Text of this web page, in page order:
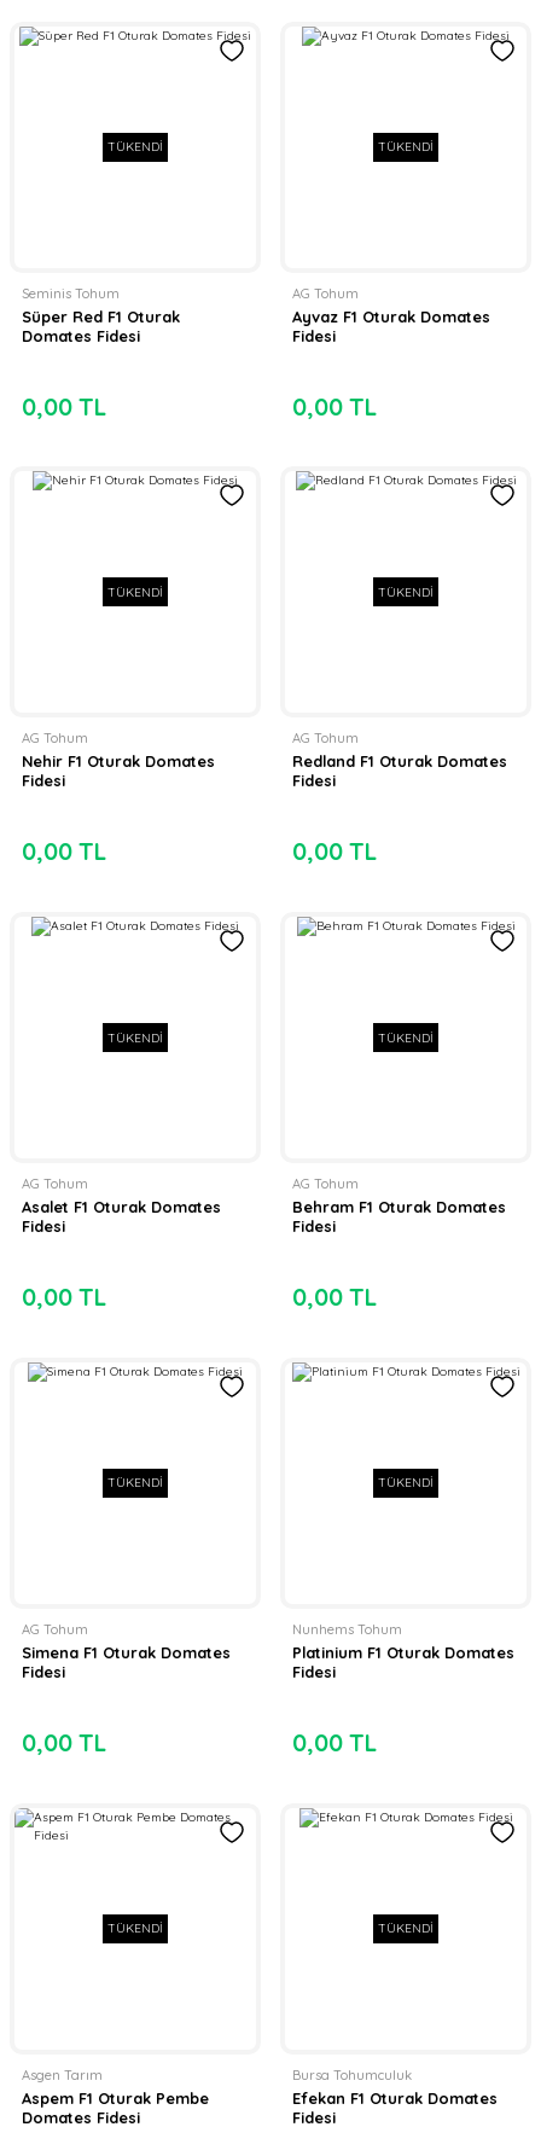
TÜKENDİ
Seminis Tohum
Süper Red F1 Oturak
Domates Fidesi
0,00 TL
TÜKENDİ
AG Tohum
Ayvaz F1 Oturak Domates
Fidesi
0,00 TL
TÜKENDİ
AG Tohum
Nehir F1 Oturak Domates
Fidesi
0,00 TL
TÜKENDİ
AG Tohum
Redland F1 Oturak Domates
Fidesi
0,00 TL
TÜKENDİ
AG Tohum
Asalet F1 Oturak Domates
Fidesi
0,00 TL
TÜKENDİ
AG Tohum
Behram F1 Oturak Domates
Fidesi
0,00 TL
TÜKENDİ
AG Tohum
Simena F1 Oturak Domates
Fidesi
0,00 TL
TÜKENDİ
Nunhems Tohum
Platinium F1 Oturak Domates
Fidesi
0,00 TL
TÜKENDİ
Asgen Tarım
Aspem F1 Oturak Pembe
Domates Fidesi
TÜKENDİ
Bursa Tohumculuk
Efekan F1 Oturak Domates
Fidesi